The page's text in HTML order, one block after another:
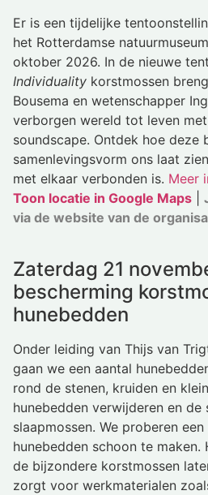
Er is een tijdelijke
het Rotterdamse
oktober 2026. In de nieuwe
Individuality korstmossen
Bousema en wetenschapper
verborgen wereld tot leven
soundscape. Ontdek hoe deze
samenlevingsvorm ons laat
met elkaar verbonden is. Meer
Toon locatie in Google Maps
via de website van de
Zaterdag 21
bescherming
hunebedden
Onder leiding van Thijs van
gaan we een aantal
rond de stenen, kruiden en
hunebedden verwijderen en de
slaapmossen. We proberen
hunebedden schoon te maken.
de bijzondere korstmossen
zorgt voor werkmaterialen